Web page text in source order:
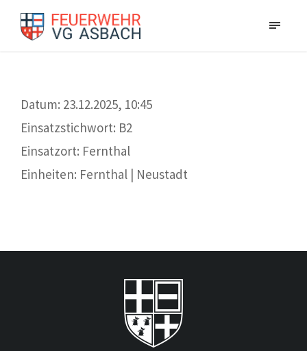
Datum: 23.12.2025, 10:45
Einsatzstichwort: B2
Einsatzort: Fernthal
Einheiten: Fernthal | Neustadt